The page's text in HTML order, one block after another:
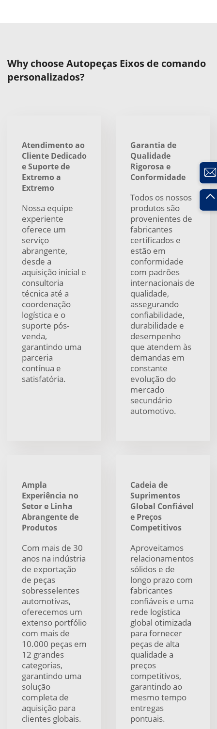
Why choose Autopeças Eixos de comando
personalizados?
Atendimento ao
Cliente Dedicado
e Suporte de
Extremo a
Extremo
Nossa equipe
experiente
oferece um
serviço
abrangente,
desde a
aquisição inicial e
consultoria
técnica até a
coordenação
logística e o
suporte pós-
venda,
garantindo uma
parceria
contínua e
satisfatória.
Garantia de
Qualidade
Rigorosa e
Conformidade
Todos os nossos
produtos são
provenientes de
fabricantes
certificados e
estão em
conformidade
com padrões
internacionais de
qualidade,
assegurando
confiabilidade,
durabilidade e
desempenho
que atendem às
demandas em
constante
evolução do
mercado
secundário
automotivo.
Ampla
Experiência no
Setor e Linha
Abrangente de
Produtos
Com mais de 30
anos na indústria
de exportação
de peças
sobresselentes
automotivas,
oferecemos um
extenso portfólio
com mais de
10.000 peças em
12 grandes
categorias,
garantindo uma
solução
completa de
aquisição para
clientes globais.
Cadeia de
Suprimentos
Global Confiável
e Preços
Competitivos
Aproveitamos
relacionamentos
sólidos e de
longo prazo com
fabricantes
confiáveis e uma
rede logística
global otimizada
para fornecer
peças de alta
qualidade a
preços
competitivos,
garantindo ao
mesmo tempo
entregas
pontuais.